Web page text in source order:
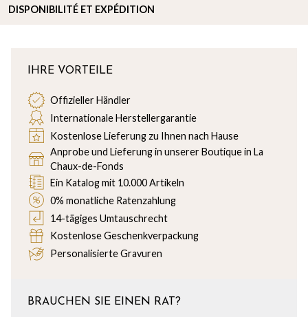
DISPONIBILITÉ ET EXPÉDITION
IHRE VORTEILE
Offizieller Händler
Internationale Herstellergarantie
Kostenlose Lieferung zu Ihnen nach Hause
Anprobe und Lieferung in unserer Boutique in La
Chaux-de-Fonds
Ein Katalog mit 10.000 Artikeln
0% monatliche Ratenzahlung
14-tägiges Umtauschrecht
Kostenlose Geschenkverpackung
Personalisierte Gravuren
BRAUCHEN SIE EINEN RAT?